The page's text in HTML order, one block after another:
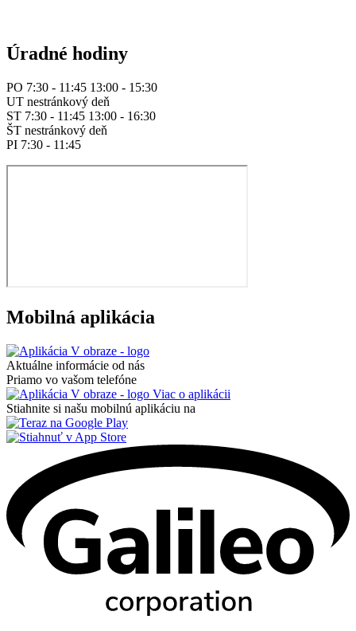
Úradné hodiny
PO 7:30 - 11:45 13:00 - 15:30
UT nestránkový deň
ST 7:30 - 11:45 13:00 - 16:30
ŠT nestránkový deň
PI 7:30 - 11:45
Mobilná aplikácia
Aktuálne informácie od nás
Priamo vo vašom telefóne
Viac o aplikácii
Stiahnite si našu mobilnú aplikáciu na